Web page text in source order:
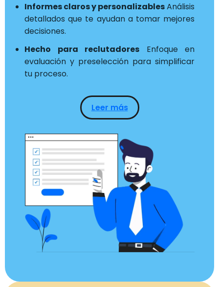
Informes claros y personalizablesAnálisis
detallados que te ayudan a tomar mejores
decisiones.
Hecho para reclutadores Enfoque en
evaluación y preselección para simplificar
tu proceso.
Leer más